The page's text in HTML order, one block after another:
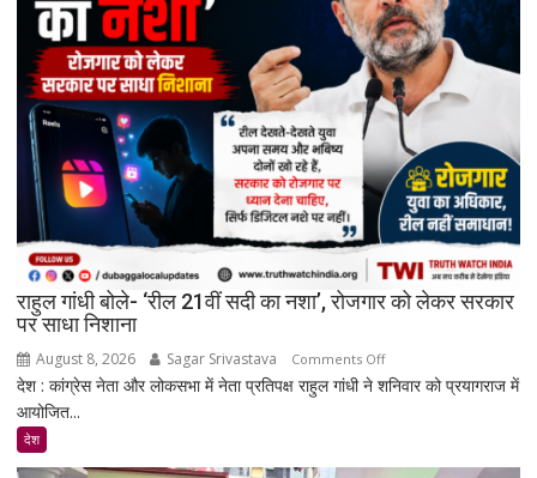
सकती
है
सरकार:
रिकमेंडेशन
सिस्टम
और
पेड
प्रमोशन
से
जवाब
राहुल गांधी बोले- ‘रील 21वीं सदी का नशा’, रोजगार को लेकर सरकार
पर साधा निशाना
August 8, 2026 Sagar Srivastava Comments Offon
राहुल
देश : कांग्रेस नेता और लोकसभा में नेता प्रतिपक्ष राहुल गांधी ने शनिवार को प्रयागराज में
आयोजित...
देश